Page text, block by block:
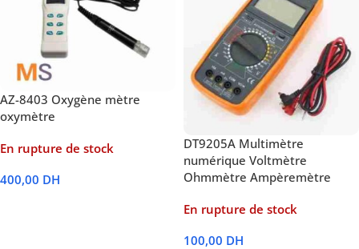
AZ-8403 Oxygène mètre
oxymètre
En rupture de stock
400,00 DH
DT9205A Multimètre
numérique Voltmètre
Ohmmètre Ampèremètre
En rupture de stock
100,00 DH